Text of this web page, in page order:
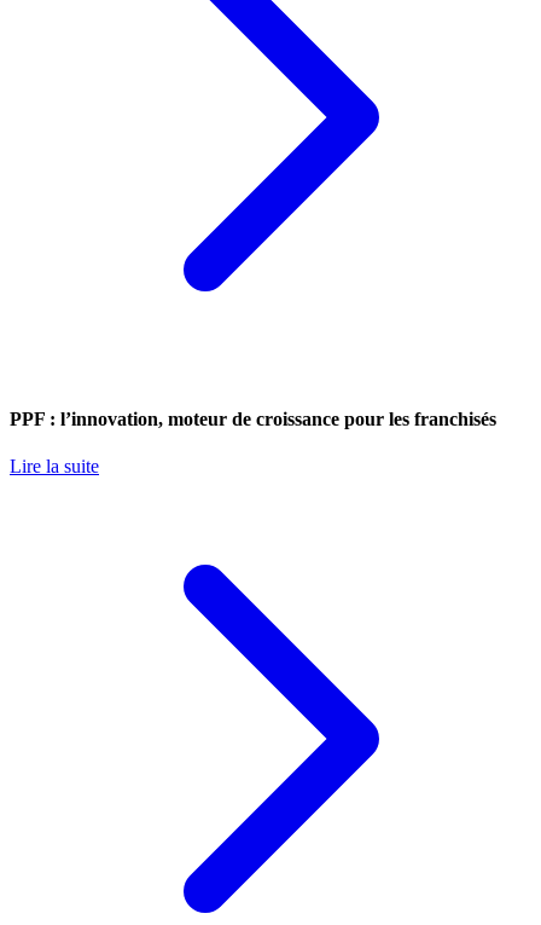
PPF : l’innovation, moteur de croissance pour les franchisés
Lire la suite